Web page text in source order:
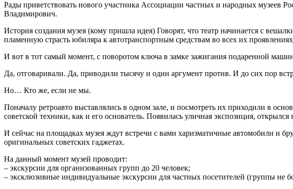
Рады приветствовать нового участника Ассоциации частных и народных
Владимирович.
История создания музея (кому пришла идея) Говорят, что театр начинается с
пламенную страсть юбиляра к автотранспортным средствам во всех их
И вот в тот самый момент, с поворотом ключа в замке зажигания подаренной
Да, отговаривали. Да, приводили тысячу и один аргумент против. И до сих пор
Но… Кто же, если не мы.
Поначалу ретроавто выставлялись в одном зале, и посмотреть их приходили в
советской техники, как и его основатель. Появилась уличная экспозиция, открылся
И сейчас на площадках музея ждут встречи с вами харизматичные автомобили и
оригинальных советских гаджетах.
На данный момент музей проводит:
– экскурсии для организованных групп до 20 человек;
– эксклюзивные индивидуальные экскурсии для частных посетителей (группы не